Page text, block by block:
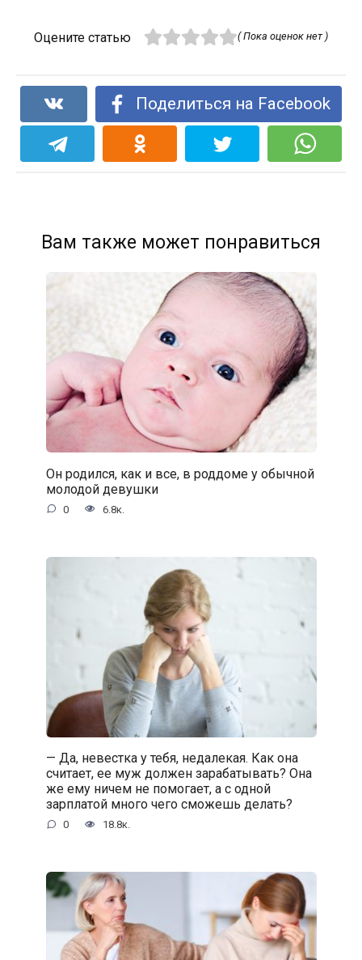
Оцените статью ( Пока оценок нет )
Поделиться на Facebook
Вам также может понравиться
Он родился, как и все, в роддоме у обычной
молодой девушки
0 6.8к.
— Да, невестка у тебя, недалекая. Как она
считает, ее муж должен зарабатывать? Она
же ему ничем не помогает, а с одной
зарплатой много чего сможешь делать?
0 18.8к.